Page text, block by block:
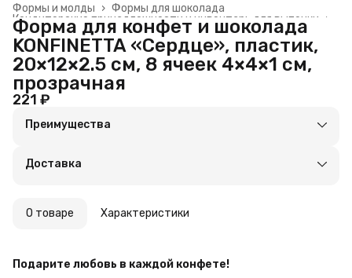
Формы для шоколада
Формы и молды ›
Кондитерские принадлежности и инвентарь для выпечки ›
Посуда ›
Главная ›
Форма для конфет и шоколада
KONFINETTA «Сердце», пластик,
20×12×2.5 см, 8 ячеек 4×4×1 см,
прозрачная
221 ₽
Преимущества
Удобный возврат
Доставка
О товаре Характеристики
Подарите любовь в каждой конфете!